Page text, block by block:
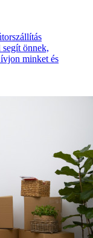
segít önnek,
minket és